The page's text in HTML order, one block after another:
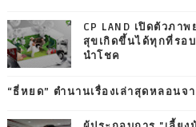
CP LAND เปิดตัวภ
สุขเกิดขึ้นได้ทุกที่รอ
นำโชค
“ธี่หยด” ตำนานเรื่องเล่าสุดหลอนจ